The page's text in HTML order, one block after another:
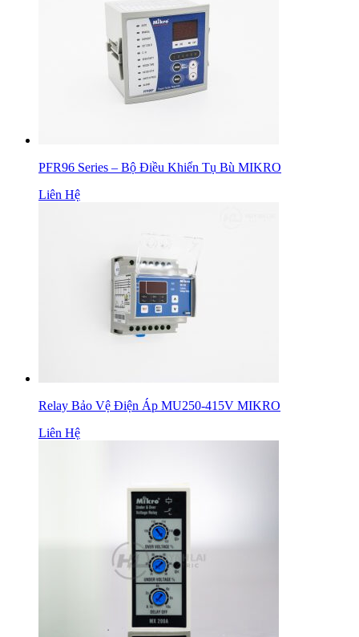
PFR96 Series – Bộ Điều Khiển Tụ Bù MIKRO
Liên Hệ
Relay Bảo Vệ Điện Áp MU250-415V MIKRO
Liên Hệ